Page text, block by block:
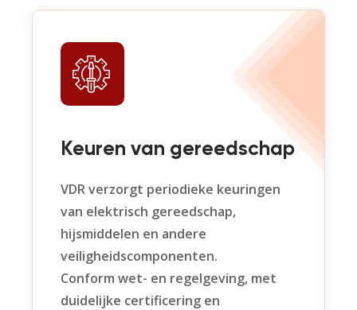
Keuren van gereedschap
VDR verzorgt periodieke keuringen
van elektrisch gereedschap,
hijsmiddelen en andere
veiligheidscomponenten.
Conform wet- en regelgeving, met
duidelijke certificering en